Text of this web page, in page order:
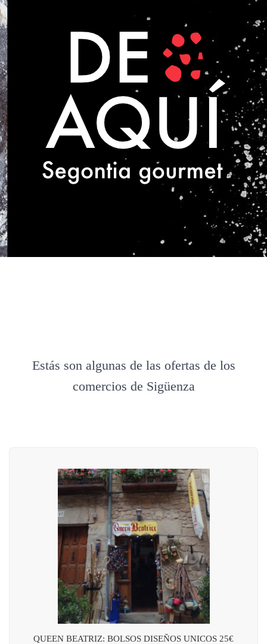
Estás son algunas de las ofertas de los
comercios de Sigüenza
QUEEN BEATRIZ: BOLSOS DISEÑOS UNICOS 25€